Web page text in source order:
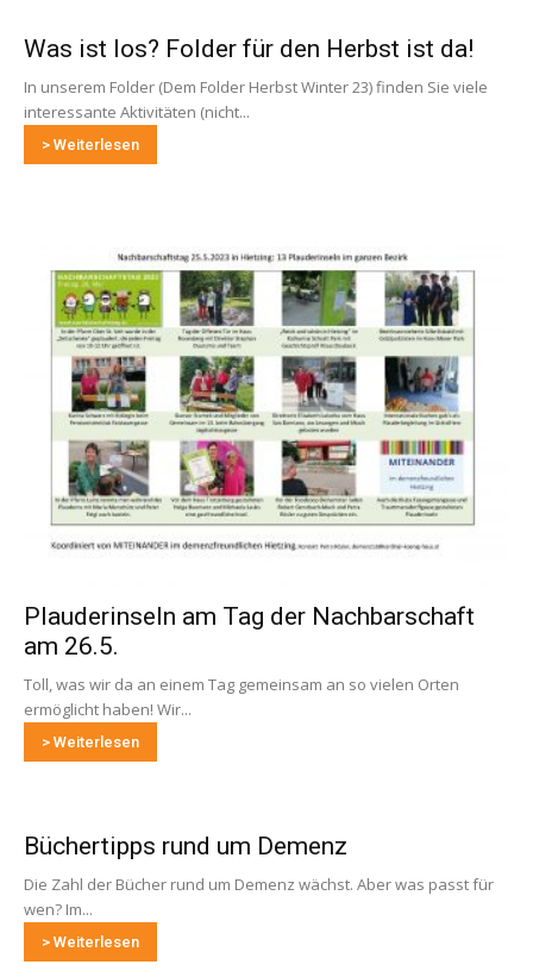
Was ist los? Folder für den Herbst ist da!
In unserem Folder (Dem Folder Herbst Winter 23) finden Sie viele
interessante Aktivitäten (nicht...
> Weiterlesen
Plauderinseln am Tag der Nachbarschaft
am 26.5.
Toll, was wir da an einem Tag gemeinsam an so vielen Orten
ermöglicht haben! Wir...
> Weiterlesen
Büchertipps rund um Demenz
Die Zahl der Bücher rund um Demenz wächst. Aber was passt für
wen? Im...
> Weiterlesen